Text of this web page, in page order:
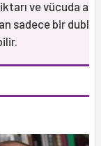
ve vücuda
sadece bir duble